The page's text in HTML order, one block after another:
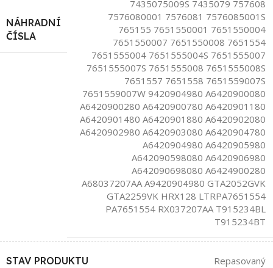
NÁHRADNÍ
ČÍSLA
7435075009S 7435079 757608
7576080001 7576081 7576085001S
765155 7651550001 7651550004
7651550007 7651550008 7651554
7651555004 7651555004S 7651555007
7651555007S 7651555008 7651555008S
7651557 7651558 7651559007S
7651559007W 9420904980 A6420900080
A6420900280 A6420900780 A6420901180
A6420901480 A6420901880 A6420902080
A6420902980 A6420903080 A6420904780
A6420904980 A6420905980
A642090598080 A6420906980
A642090698080 A6424900280
A68037207AA A9420904980 GTA2052GVK
GTA2259VK HRX128 LTRPA7651554
PA7651554 RX037207AA T915234BL
T915234BT
STAV PRODUKTU Repasovaný